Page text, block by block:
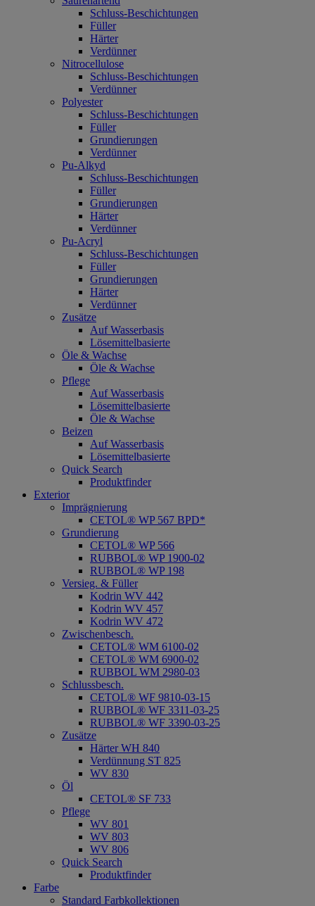
Schluss-Beschichtungen
Füller
Härter
Verdünner
Nitrocellulose
Schluss-Beschichtungen
Verdünner
Polyester
Schluss-Beschichtungen
Füller
Grundierungen
Verdünner
Pu-Alkyd
Schluss-Beschichtungen
Füller
Grundierungen
Härter
Verdünner
Pu-Acryl
Schluss-Beschichtungen
Füller
Grundierungen
Härter
Verdünner
Zusätze
Auf Wasserbasis
Lösemittelbasierte
Öle & Wachse
Öle & Wachse
Pflege
Auf Wasserbasis
Lösemittelbasierte
Öle & Wachse
Beizen
Auf Wasserbasis
Lösemittelbasierte
Quick Search
Produktfinder
Exterior
Imprägnierung
CETOL® WP 567 BPD*
Grundierung
CETOL® WP 566
RUBBOL® WP 1900-02
RUBBOL® WP 198
Versieg. & Füller
Kodrin WV 442
Kodrin WV 457
Kodrin WV 472
Zwischenbesch.
CETOL® WM 6100-02
CETOL® WM 6900-02
RUBBOL WM 2980-03
Schlussbesch.
CETOL® WF 9810-03-15
RUBBOL® WF 3311-03-25
RUBBOL® WF 3390-03-25
Zusätze
Härter WH 840
Verdünnung ST 825
WV 830
Öl
CETOL® SF 733
Pflege
WV 801
WV 803
WV 806
Quick Search
Produktfinder
Farbe
Standard Farbkollektionen